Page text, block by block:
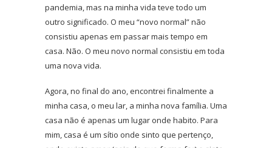
pandemia, mas na minha vida teve todo um
outro significado. O meu “novo normal” não
consistiu apenas em passar mais tempo em
casa. Não. O meu novo normal consistiu em toda
uma nova vida.
Agora, no final do ano, encontrei finalmente a
minha casa, o meu lar, a minha nova família. Uma
casa não é apenas um lugar onde habito. Para
mim, casa é um sítio onde sinto que pertenço,